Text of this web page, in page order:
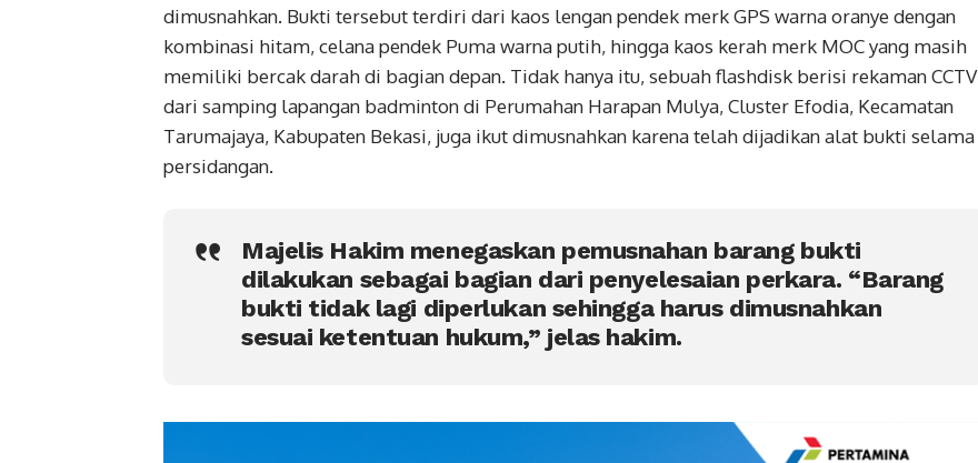
dimusnahkan. Bukti tersebut terdiri dari kaos lengan pendek merk GPS warna oranye dengan
kombinasi hitam, celana pendek Puma warna putih, hingga kaos kerah merk MOC yang masih
memiliki bercak darah di bagian depan. Tidak hanya itu, sebuah flashdisk berisi rekaman CCTV
dari samping lapangan badminton di Perumahan Harapan Mulya, Cluster Efodia, Kecamatan
Tarumajaya, Kabupaten Bekasi, juga ikut dimusnahkan karena telah dijadikan alat bukti selama
persidangan.
Majelis Hakim menegaskan pemusnahan barang bukti
dilakukan sebagai bagian dari penyelesaian perkara. “Barang
bukti tidak lagi diperlukan sehingga harus dimusnahkan
sesuai ketentuan hukum,” jelas hakim.